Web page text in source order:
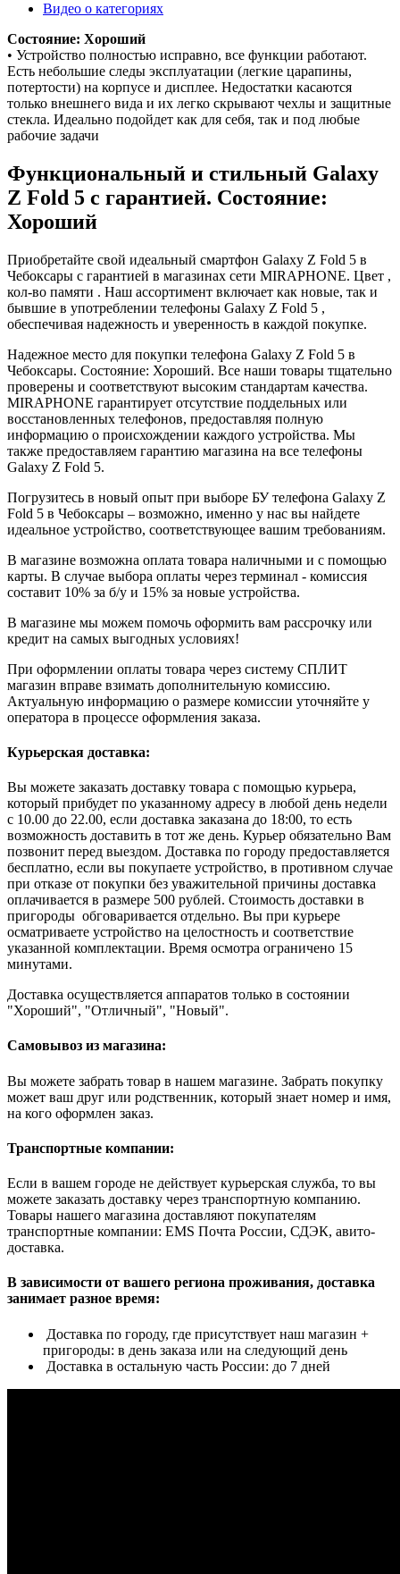
Видео о категориях
Состояние: Хороший
• Устройство полностью исправно, все функции работают.
Есть небольшие следы эксплуатации (легкие царапины,
потертости) на корпусе и дисплее. Недостатки касаются
только внешнего вида и их легко скрывают чехлы и защитные
стекла. Идеально подойдет как для себя, так и под любые
рабочие задачи
Функциональный и стильный Galaxy
Z Fold 5 с гарантией. Состояние:
Хороший
Приобретайте свой идеальный смартфон Galaxy Z Fold 5 в
Чебоксары с гарантией в магазинах сети MIRAPHONE. Цвет ,
кол-во памяти . Наш ассортимент включает как новые, так и
бывшие в употреблении телефоны Galaxy Z Fold 5 ,
обеспечивая надежность и уверенность в каждой покупке.
Надежное место для покупки телефона Galaxy Z Fold 5 в
Чебоксары. Состояние: Хороший. Все наши товары тщательно
проверены и соответствуют высоким стандартам качества.
MIRAPHONE гарантирует отсутствие поддельных или
восстановленных телефонов, предоставляя полную
информацию о происхождении каждого устройства. Мы
также предоставляем гарантию магазина на все телефоны
Galaxy Z Fold 5.
Погрузитесь в новый опыт при выборе БУ телефона Galaxy Z
Fold 5 в Чебоксары – возможно, именно у нас вы найдете
идеальное устройство, соответствующее вашим требованиям.
В магазине возможна оплата товара наличными и с помощью
карты. В случае выбора оплаты через терминал - комиссия
составит 10% за б/у и 15% за новые устройства.
В магазине мы можем помочь оформить вам рассрочку или
кредит на самых выгодных условиях!
При оформлении оплаты товара через систему СПЛИТ
магазин вправе взимать дополнительную комиссию.
Актуальную информацию о размере комиссии уточняйте у
оператора в процессе оформления заказа.
Курьерская доставка:
Вы можете заказать доставку товара с помощью курьера,
который прибудет по указанному адресу в любой день недели
с 10.00 до 22.00, если доставка заказана до 18:00, то есть
возможность доставить в тот же день. Курьер обязательно Вам
позвонит перед выездом. Доставка по городу предоставляется
бесплатно, если вы покупаете устройство, в противном случае
при отказе от покупки без уважительной причины доставка
оплачивается в размере 500 рублей. Стоимость доставки в
пригороды обговаривается отдельно. Вы при курьере
осматриваете устройство на целостность и соответствие
указанной комплектации. Время осмотра ограничено 15
минутами.
Доставка осуществляется аппаратов только в состоянии
"Хороший", "Отличный", "Новый".
Самовывоз из магазина:
Вы можете забрать товар в нашем магазине. Забрать покупку
может ваш друг или родственник, который знает номер и имя,
на кого оформлен заказ.
Транспортные компании:
Если в вашем городе не действует курьерская служба, то вы
можете заказать доставку через транспортную компанию.
Товары нашего магазина доставляют покупателям
транспортные компании: EMS Почта России, СДЭК, авито-
доставка.
В зависимости от вашего региона проживания, доставка
занимает разное время:
Доставка по городу, где присутствует наш магазин +
пригороды: в день заказа или на следующий день
Доставка в остальную часть России: до 7 дней